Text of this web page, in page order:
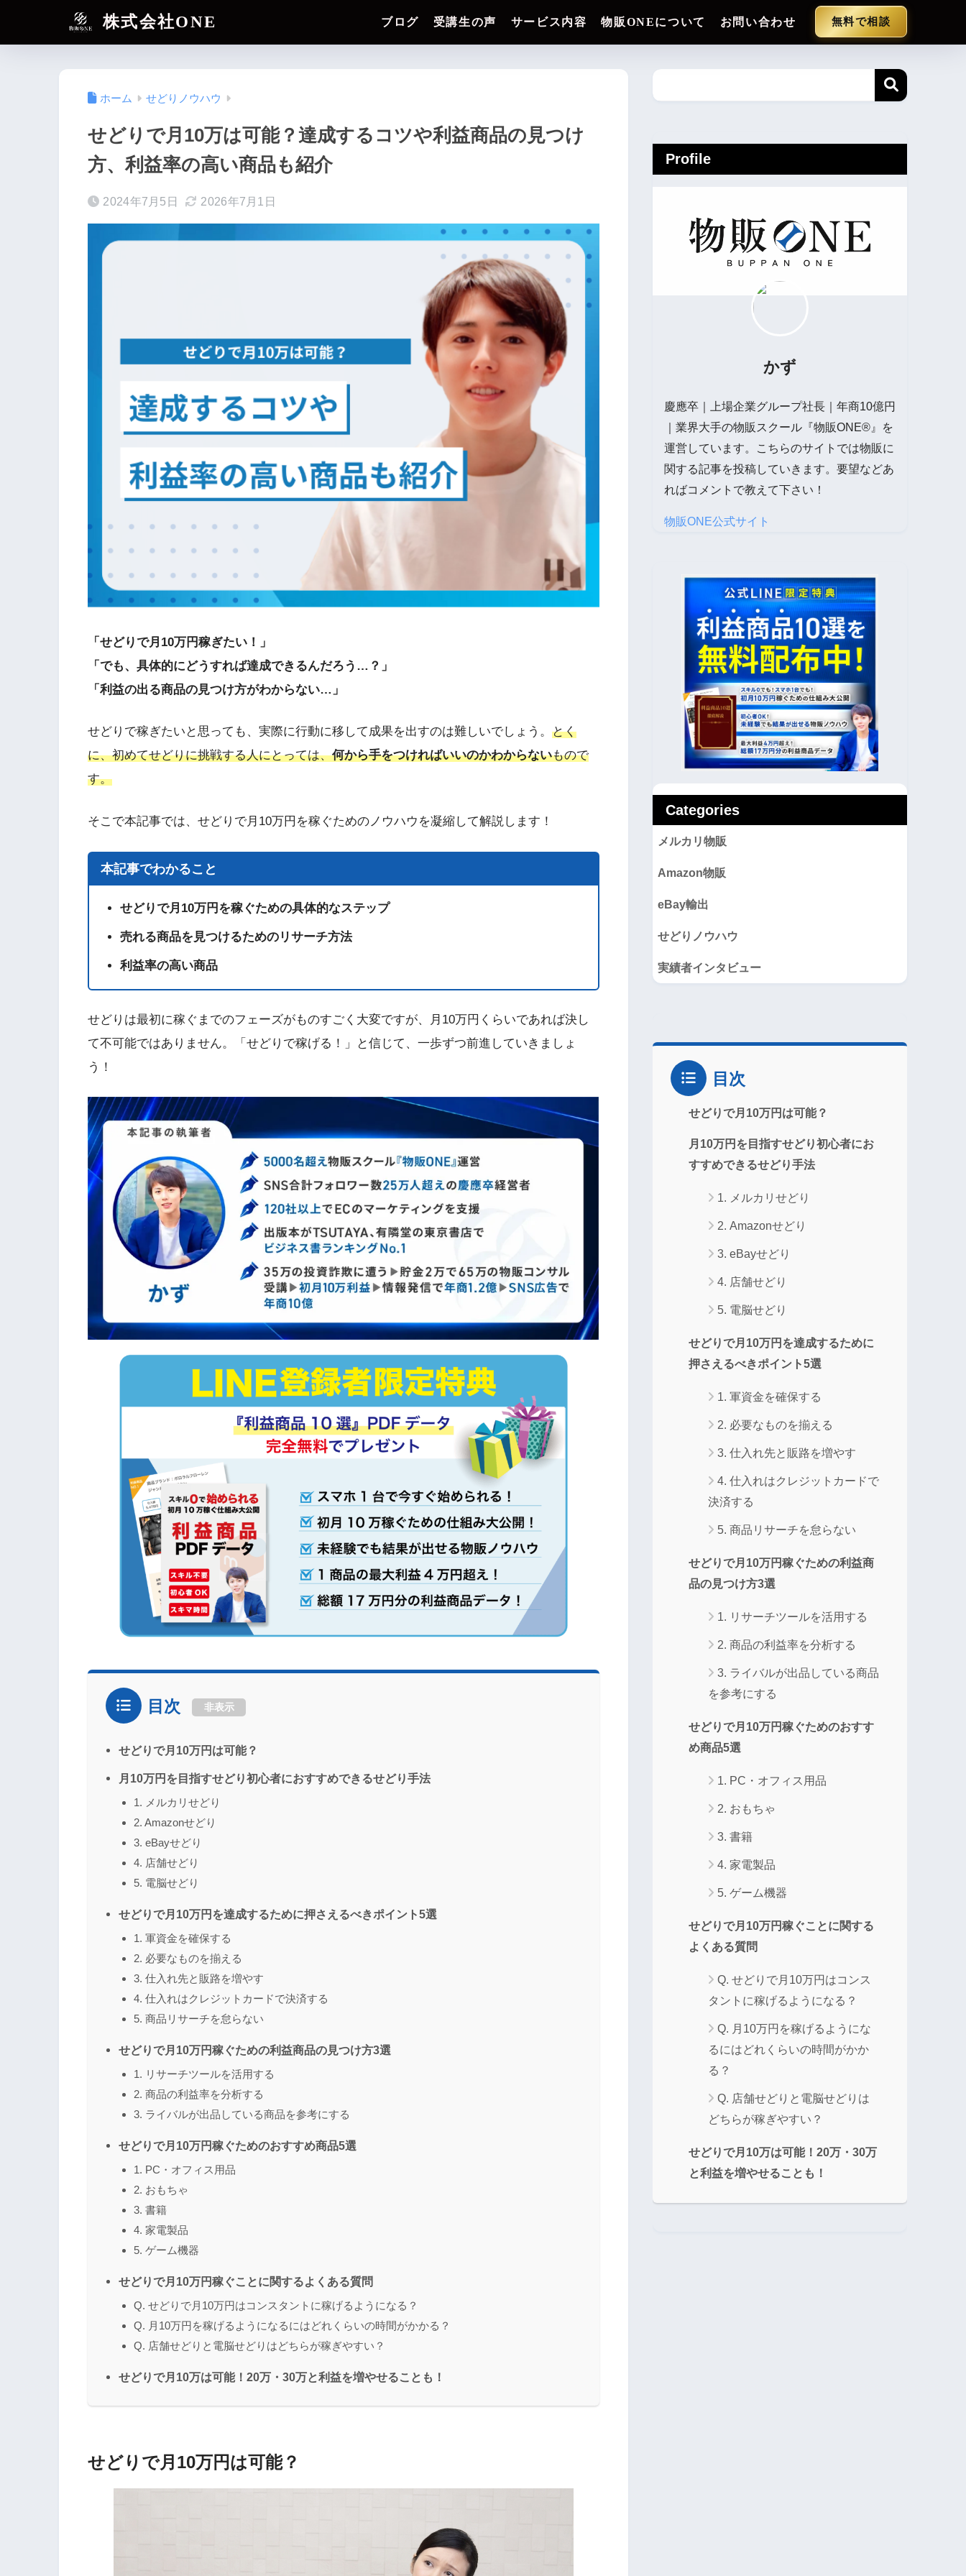
株式会社ONE ブログ 受講生の声 サービス内容 物販ONEについて お問い合わせ 無料で相談
ホーム せどりノウハウ
せどりで月10万は可能？達成するコツや利益商品の見つけ
方、利益率の高い商品も紹介
2024年7月5日 2026年7月1日
「せどりで月10万円稼ぎたい！」
「でも、具体的にどうすれば達成できるんだろう…？」
「利益の出る商品の見つけ方がわからない…」
せどりで稼ぎたいと思っても、実際に行動に移して成果を出すのは難しいでしょう。 とく
に、初めてせどりに挑戦する人にとっては、何から手をつければいいのかわからないもので
す。
そこで本記事では、せどりで月10万円を稼ぐためのノウハウを凝縮して解説します！
本記事でわかること
せどりで月10万円を稼ぐための具体的なステップ
売れる商品を見つけるためのリサーチ方法
利益率の高い商品
せどりは最初に稼ぐまでのフェーズがものすごく大変ですが、月10万円くらいであれば決し
て不可能ではありません。「せどりで稼げる！」と信じて、一歩ずつ前進していきましょ
う！
目次 非表示
せどりで月10万円は可能？
月10万円を目指すせどり初心者におすすめできるせどり手法
1. メルカリせどり
2. Amazonせどり
3. eBayせどり
4. 店舗せどり
5. 電脳せどり
せどりで月10万円を達成するために押さえるべきポイント5選
1. 軍資金を確保する
2. 必要なものを揃える
3. 仕入れ先と販路を増やす
4. 仕入れはクレジットカードで決済する
5. 商品リサーチを怠らない
せどりで月10万円稼ぐための利益商品の見つけ方3選
1. リサーチツールを活用する
2. 商品の利益率を分析する
3. ライバルが出品している商品を参考にする
せどりで月10万円稼ぐためのおすすめ商品5選
1. PC・オフィス用品
2. おもちゃ
3. 書籍
4. 家電製品
5. ゲーム機器
せどりで月10万円稼ぐことに関するよくある質問
Q. せどりで月10万円はコンスタントに稼げるようになる？
Q. 月10万円を稼げるようになるにはどれくらいの時間がかかる？
Q. 店舗せどりと電脳せどりはどちらが稼ぎやすい？
せどりで月10万は可能！20万・30万と利益を増やせることも！
せどりで月10万円は可能？
Profile
かず
慶應卒｜上場企業グループ社長｜年商10億円
｜業界大手の物販スクール『物販ONE®』を
運営しています。こちらのサイトでは物販に
関する記事を投稿していきます。要望などあ
ればコメントで教えて下さい！
物販ONE公式サイト
Categories
メルカリ物販
Amazon物販
eBay輸出
せどりノウハウ
実績者インタビュー
目次
せどりで月10万円は可能？
月10万円を目指すせどり初心者にお
すすめできるせどり手法
1. メルカリせどり
2. Amazonせどり
3. eBayせどり
4. 店舗せどり
5. 電脳せどり
せどりで月10万円を達成するために
押さえるべきポイント5選
1. 軍資金を確保する
2. 必要なものを揃える
3. 仕入れ先と販路を増やす
4. 仕入れはクレジットカードで
決済する
5. 商品リサーチを怠らない
せどりで月10万円稼ぐための利益商
品の見つけ方3選
1. リサーチツールを活用する
2. 商品の利益率を分析する
3. ライバルが出品している商品
を参考にする
せどりで月10万円稼ぐためのおすす
め商品5選
1. PC・オフィス用品
2. おもちゃ
3. 書籍
4. 家電製品
5. ゲーム機器
せどりで月10万円稼ぐことに関する
よくある質問
Q. せどりで月10万円はコンス
タントに稼げるようになる？
Q. 月10万円を稼げるようにな
るにはどれくらいの時間がかか
る？
Q. 店舗せどりと電脳せどりは
どちらが稼ぎやすい？
せどりで月10万は可能！20万・30万
と利益を増やせることも！